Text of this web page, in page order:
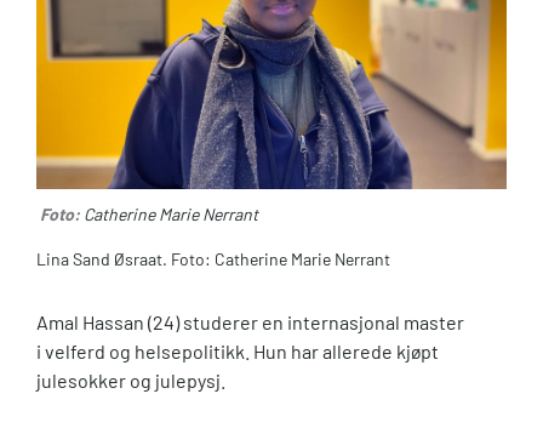
Foto: Catherine Marie Nerrant
Lina Sand Øsraat. Foto: Catherine Marie Nerrant
Amal Hassan (24) studerer en internasjonal master
i velferd og helsepolitikk. Hun har allerede kjøpt
julesokker og julepysj.